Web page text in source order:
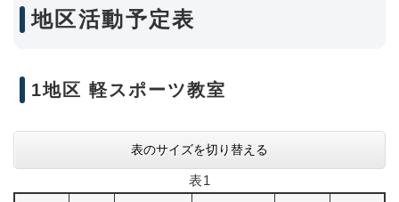
地区活動予定表
1地区 軽スポーツ教室
表のサイズを切り替える
表1